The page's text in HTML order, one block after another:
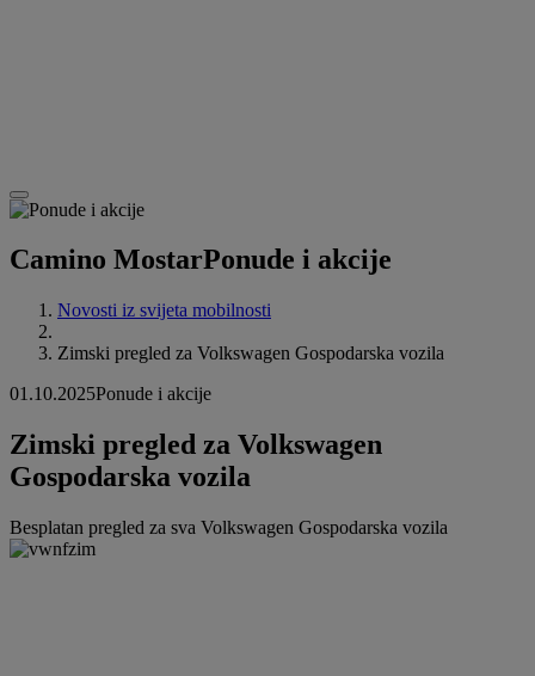
Camino MostarPonude i akcije
Novosti iz svijeta mobilnosti
Zimski pregled za Volkswagen Gospodarska vozila
01.10.2025Ponude i akcije
Zimski pregled za Volkswagen
Gospodarska vozila
Besplatan pregled za sva Volkswagen Gospodarska vozila